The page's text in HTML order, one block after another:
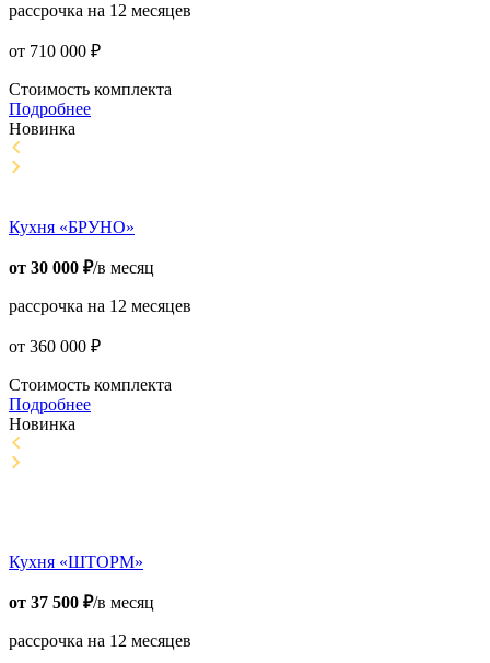
рассрочка на 12 месяцев
от 710 000 ₽
Стоимость комплекта
Подробнее
Новинка
Кухня «БРУНО»
от 30 000 ₽/в месяц
рассрочка на 12 месяцев
от 360 000 ₽
Стоимость комплекта
Подробнее
Новинка
Кухня «ШТОРМ»
от 37 500 ₽/в месяц
рассрочка на 12 месяцев